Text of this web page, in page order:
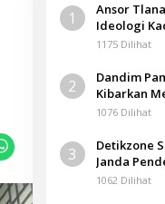
1
Ansor
Ideologi
1175 Dilihat
2
Dandim
Kibarkan
1076 Dilihat
3
Detikzone
Janda
Berbagi
1062 Dilihat